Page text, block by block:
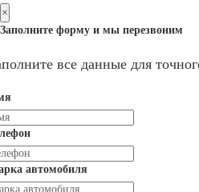
×
Заполните форму и мы перезвоним
все данные для
автомобиля